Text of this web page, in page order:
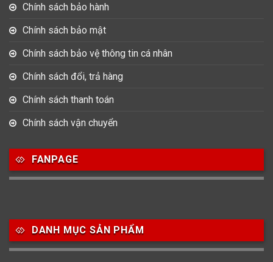
Chính sách bảo hành
Chính sách bảo mật
Chính sách bảo vệ thông tin cá nhân
Chính sách đổi, trả hàng
Chính sách thanh toán
Chính sách vận chuyển
FANPAGE
DANH MỤC SẢN PHẨM